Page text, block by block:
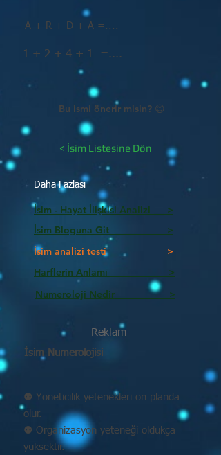
A + R + D + A =....
1 + 2 + 4 + 1 =....
Bu ismi önerir misin? 😊
< İsim Listesine Dön
Daha Fazlası
İsim - Hayat İlişkisi Analizi >
İsim Bloguna Git >
İsim analizi testi >
Harflerin Anlamı >
Numeroloji Nedir_________ >
Reklam
İsim Numerolojisi
⚉ Yöneticilik yetenekleri ön planda
olur.
⚉ Organizasyon yeteneği oldukça
yüksektir.